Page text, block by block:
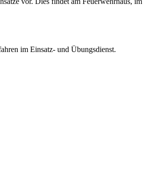
im Einsatz- und Übungsdienst.